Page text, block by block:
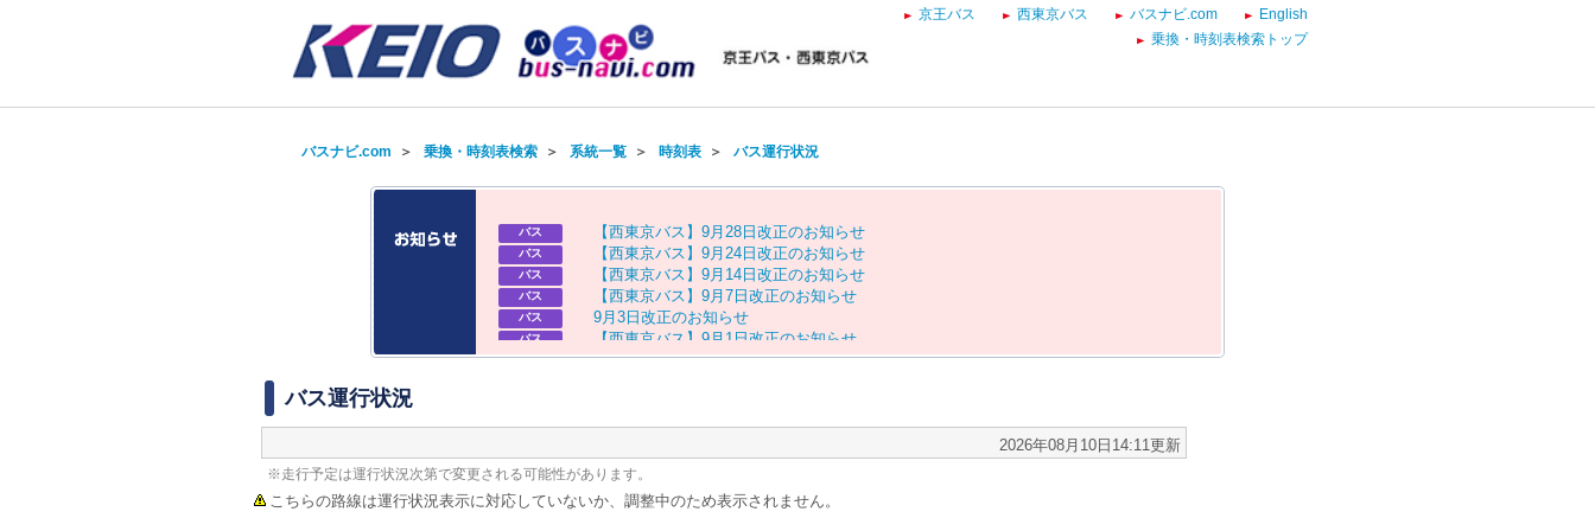
京王バス 西東京バス バスナビ.com
English
乗換・時刻表検索トップ
バスナビ.com ＞ 乗換・時刻表検索＞ 系統一覧＞ 時刻表＞ バス運行状況
バス 【西東京バス 】 9月 28 日 改正のお知 らせ
バス 【西東京バス 】 9月 24 日 改正のお知 らせ
バス 【西東京バス 】 9月 14 日 改正のお知 らせ
バス 【西東京バス 】 9月 7 日 改正のお知 らせ
バス 9月 3 日 改正のお知 らせ
バス 【西東京バス 】 9 月 1 日改正のお知 らせ
バス 9月1日改正のお知らせ
【京王バス】お盆ダイヤのお知らせ
バス運行状況
2026年08月10日14:11更新
※走行予定は運行状況次第で変更される可能性があります。
こちらの路線は運行状況表示に対応していないか、調整中のため表示されません。